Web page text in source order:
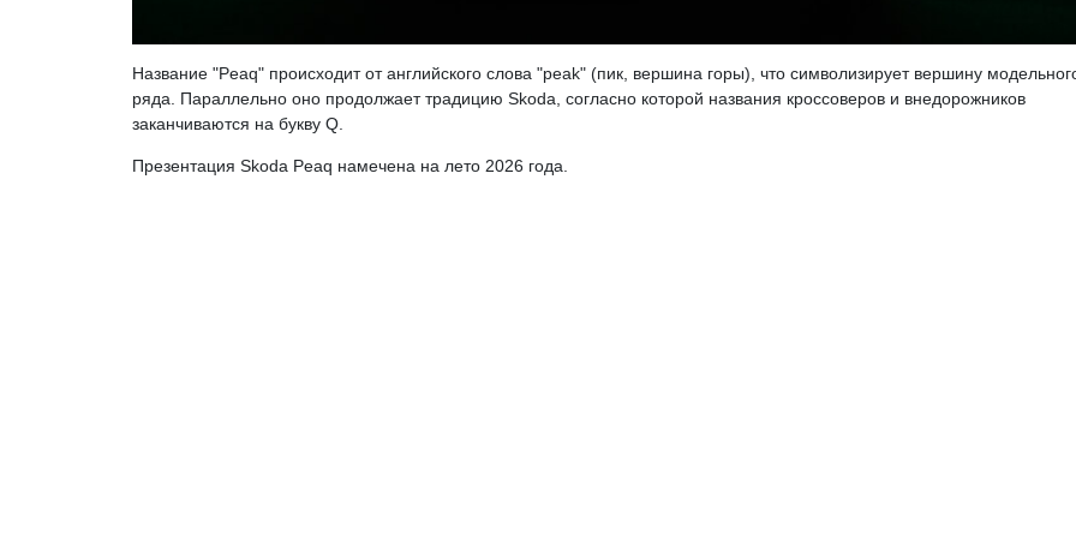
Название "Peaq" происходит от английского слова "peak" (пик, вершина горы), что символизирует вершину
ряда. Параллельно оно продолжает традицию Skoda, согласно которой названия кроссоверов и внедорожников
заканчиваются на букву Q.
Презентация Skoda Peaq намечена на лето 2026 года.